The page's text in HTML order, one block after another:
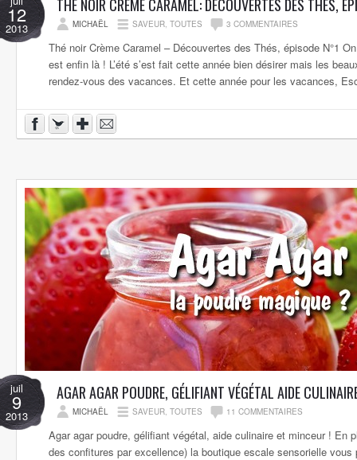
12
2013
THÉ NOIR CRÈME CARAMEL: DÉCOUVERTES DES THÉS,
MICHAËL SAVEUR, TOUTES 3 COMMENTAIRES
Thé noir Crème Caramel – Découvertes des Thés, épisode N°1
est enfin là ! L’été s’est fait cette année bien désirer mais les
rendez-vous des vacances. Et cette année pour les vacances,
juil
9
2013
AGAR AGAR POUDRE, GÉLIFIANT VÉGÉTAL AIDE
MICHAËL SAVEUR, TOUTES 11 COMMENTAIRES
Agar agar poudre, gélifiant végétal, aide culinaire et minceur ! En
des confitures par excellence) la boutique escale sensorielle vous